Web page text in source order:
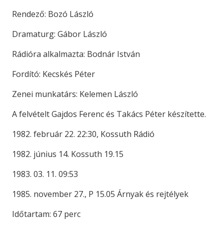
Rendező: Bozó László
Dramaturg: Gábor László
Rádióra alkalmazta: Bodnár István
Fordító: Kecskés Péter
Zenei munkatárs: Kelemen László
A felvételt Gajdos Ferenc és Takács Péter készítette.
1982. február 22. 22:30, Kossuth Rádió
1982. június 14. Kossuth 19.15
1983. 03. 11. 09:53
1985. november 27., P 15.05 Árnyak és rejtélyek
Időtartam: 67 perc